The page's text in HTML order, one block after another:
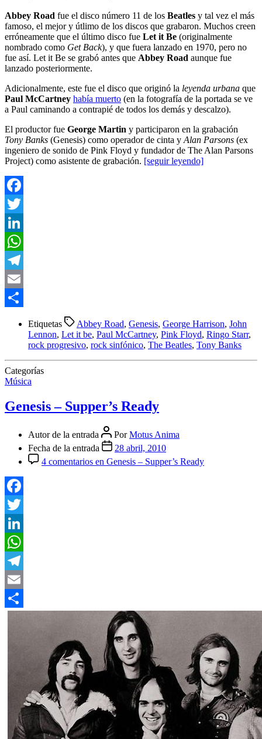
Abbey Road fue el disco número 11 de los Beatles y tal vez el más
famoso, el mejor y útlimo de los discos que grabaron. Muchos creen
erróneamente que el último disco fue Let it Be (originalmente
nombrado como Get Back), y que fuera lanzado en 1970, pero no
fue así. Let it Be se grabó antes que Abbey Road aunque fue
lanzado posteriormente.
Adicionalmente, este fue el disco que originó la leyenda urbana que
Paul McCartney había muerto (en la fotografía de la portada se ve
a Paul caminando a contrapié de todos los demás y descalzo).
El productor fue George Martin y participaron en la grabación
Tony Banks (Genesis) como operador de cinta y Alan Parsons (ex
ingeniero de sonido de Pink Floyd y fundador de The Alan Parsons
Project) como asistente de grabación. [seguir leyendo]
Facebook
Twitter
LinkedIn
WhatsApp
Telegram
Email
Etiquetas Abbey Road, Genesis, George Harrison, John
Lennon, Let it be, Paul McCartney, Pink Floyd, Ringo Starr,
rock progresivo, rock sinfónico, The Beatles, Tony Banks
Categorías
Música
Genesis – Supper’s Ready
Autor de la entrada PorMotus Anima
Fecha de la entrada
28 abril, 2010
4 comentarios en Genesis – Supper’s Ready
Facebook
Twitter
LinkedIn
WhatsApp
Telegram
Email